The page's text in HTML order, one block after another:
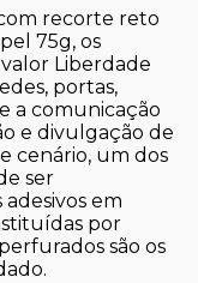
recorte reto
75g, os
Liberdade
portas,
a comunicação
e divulgação de
cenário, um dos
ser
em
por
são os